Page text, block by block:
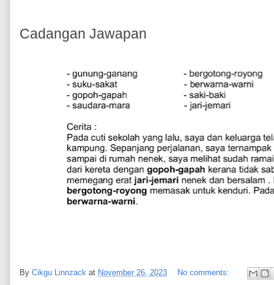
Cadangan Jawapan
By Cikgu Linnzack at November 26, 2023 No comments: